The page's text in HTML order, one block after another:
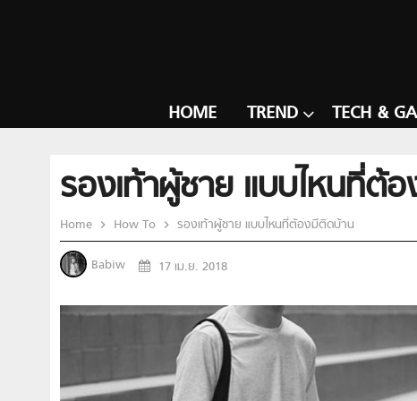
HOME TREND TECH &
รองเท้าผู้ชาย แบบไหนที่ต้
Home How To รองเท้าผู้ชาย แบบไหนที่ต้องมีติดบ้าน
Babiw 17 เม.ย. 2018